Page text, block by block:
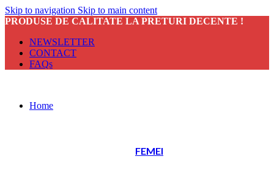
Skip to navigation Skip to main content
PRODUSE DE CALITATE LA PRETURI DECENTE !
NEWSLETTER
CONTACT
FAQs
Home
FEMEI